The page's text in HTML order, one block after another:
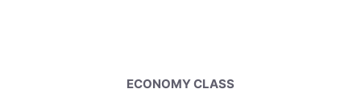
ECONOMY CLASS